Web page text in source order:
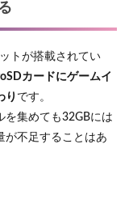
トが搭載されてい
カードにゲームイ
り です。
を集めても32GBには
が不足することはあ